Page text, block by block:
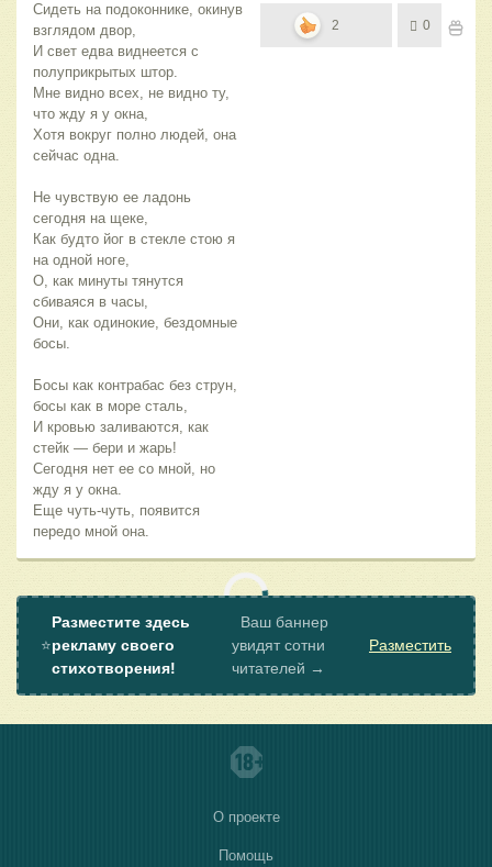
Сидеть на подоконнике, окинув
взглядом двор,
И свет едва виднеется с
полуприкрытых штор.
Мне видно всех, не видно ту,
что жду я у окна,
Хотя вокруг полно людей, она
сейчас одна.
Не чувствую ее ладонь
сегодня на щеке,
Как будто йог в стекле стою я
на одной ноге,
О, как минуты тянутся
сбиваяся в часы,
Они, как одинокие, бездомные
босы.
Босы как контрабас без струн,
босы как в море сталь,
И кровью заливаются, как
стейк — бери и жарь!
Сегодня нет ее со мной, но
жду я у окна.
Еще чуть-чуть, появится
передо мной она.
2 0
⭐
Разместите здесь
рекламу своего
стихотворения!
Ваш баннер
увидят сотни
читателей →
Разместить
О проекте
Помощь